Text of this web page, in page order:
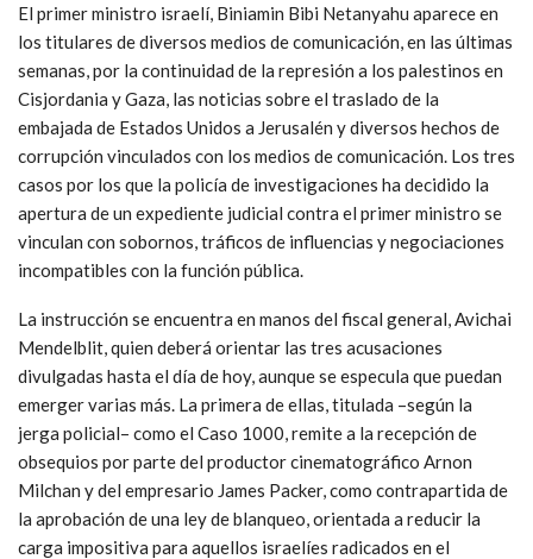
El primer ministro israelí, Biniamin Bibi Netanyahu aparece en
los titulares de diversos medios de comunicación, en las últimas
semanas, por la continuidad de la represión a los palestinos en
Cisjordania y Gaza, las noticias sobre el traslado de la
embajada de Estados Unidos a Jerusalén y diversos hechos de
corrupción vinculados con los medios de comunicación. Los tres
casos por los que la policía de investigaciones ha decidido la
apertura de un expediente judicial contra el primer ministro se
vinculan con sobornos, tráficos de influencias y negociaciones
incompatibles con la función pública.
La instrucción se encuentra en manos del fiscal general, Avichai
Mendelblit, quien deberá orientar las tres acusaciones
divulgadas hasta el día de hoy, aunque se especula que puedan
emerger varias más. La primera de ellas, titulada –según la
jerga policial– como el Caso 1000, remite a la recepción de
obsequios por parte del productor cinematográfico Arnon
Milchan y del empresario James Packer, como contrapartida de
la aprobación de una ley de blanqueo, orientada a reducir la
carga impositiva para aquellos israelíes radicados en el